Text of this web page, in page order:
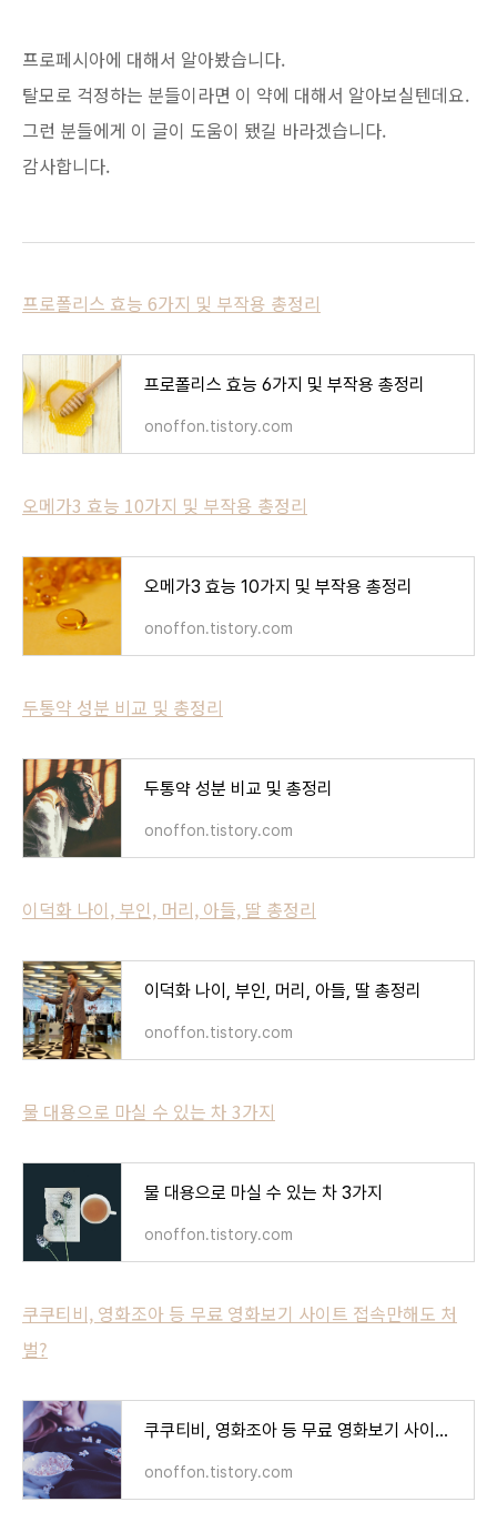
프로페시아에 대해서 알아봤습니다.
탈모로 걱정하는 분들이라면 이 약에 대해서 알아보실텐데요.
그런 분들에게 이 글이 도움이 됐길 바라겠습니다.
감사합니다.
프로폴리스 효능 6가지 및 부작용 총정리
프로폴리스 효능 6가지 및 부작용 총정리
onoffon.tistory.com
오메가3 효능 10가지 및 부작용 총정리
오메가3 효능 10가지 및 부작용 총정리
onoffon.tistory.com
두통약 성분 비교 및 총정리
두통약 성분 비교 및 총정리
onoffon.tistory.com
이덕화 나이, 부인, 머리, 아들, 딸 총정리
이덕화 나이, 부인, 머리, 아들, 딸 총정리
onoffon.tistory.com
물 대용으로 마실 수 있는 차 3가지
물 대용으로 마실 수 있는 차 3가지
onoffon.tistory.com
쿠쿠티비, 영화조아 등 무료 영화보기 사이트 접속만해도 처
벌?
쿠쿠티비, 영화조아 등 무료 영화보기 사이트 접속만해도 처벌?
onoffon.tistory.com